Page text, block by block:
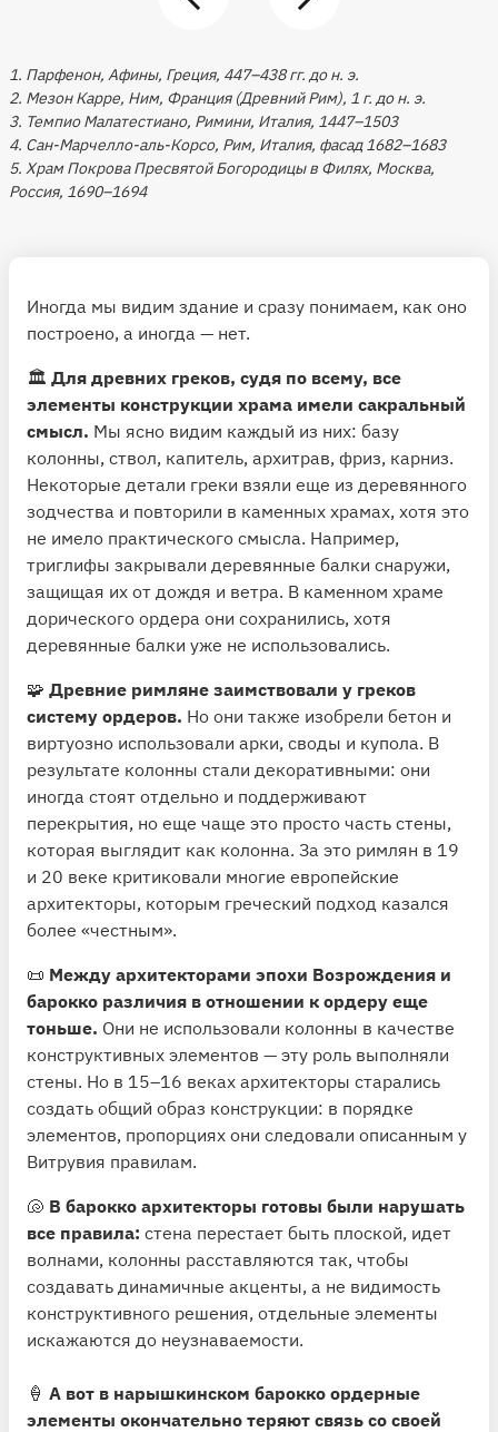
1. Парфенон, Афины, Греция, 447–438 гг. до н. э.
2. Мезон Карре, Ним, Франция (Древний Рим), 1 г. до н. э.
3. Темпио Малатестиано, Римини, Италия, 1447–1503
4. Сан-Марчелло-аль-Корсо, Рим, Италия, фасад 1682–1683
5. Храм Покрова Пресвятой Богородицы в Филях, Москва,
Россия, 1690–1694
Иногда мы видим здание и сразу понимаем, как оно
построено, а иногда — нет.
🏛 Для древних греков, судя по всему, все
элементы конструкции храма имели сакральный
смысл. Мы ясно видим каждый из них: базу
колонны, ствол, капитель, архитрав, фриз, карниз.
Некоторые детали греки взяли еще из деревянного
зодчества и повторили в каменных храмах, хотя это
не имело практического смысла. Например,
триглифы закрывали деревянные балки снаружи,
защищая их от дождя и ветра. В каменном храме
дорического ордера они сохранились, хотя
деревянные балки уже не использовались.
🧩 Древние римляне заимствовали у греков
систему ордеров. Но они также изобрели бетон и
виртуозно использовали арки, своды и купола. В
результате колонны стали декоративными: они
иногда стоят отдельно и поддерживают
перекрытия, но еще чаще это просто часть стены,
которая выглядит как колонна. За это римлян в 19
и 20 веке критиковали многие европейские
архитекторы, которым греческий подход казался
более «честным».
📜 Между архитекторами эпохи Возрождения и
барокко различия в отношении к ордеру еще
тоньше. Они не использовали колонны в качестве
конструктивных элементов — эту роль выполняли
стены. Но в 15–16 веках архитекторы старались
создать общий образ конструкции: в порядке
элементов, пропорциях они следовали описанным у
Витрувия правилам.
🐚 В барокко архитекторы готовы были нарушать
все правила: стена перестает быть плоской, идет
волнами, колонны расставляются так, чтобы
создавать динамичные акценты, а не видимость
конструктивного решения, отдельные элементы
искажаются до неузнаваемости.
🍦 А вот в нарышкинском барокко ордерные
элементы окончательно теряют связь со своей